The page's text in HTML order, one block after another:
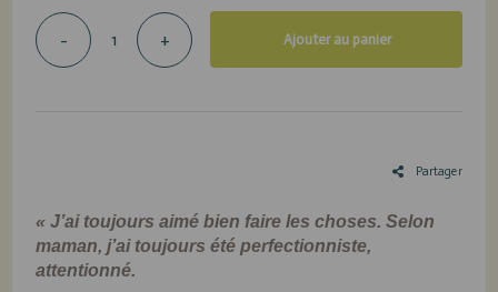
- + Ajouter au panier
Partager
« J’ai toujours aimé bien faire les choses. Selon
maman, j’ai toujours été perfectionniste,
attentionné.